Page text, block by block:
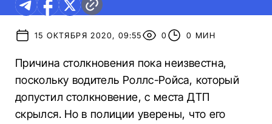
15 ОКТЯБРЯ 2020, 09:55 0 0 МИН
Причина столкновения пока неизвестна,
поскольку водитель Роллс-Ройса, который
допустил столкновение, с места ДТП
скрылся. Но в полиции уверены, что его